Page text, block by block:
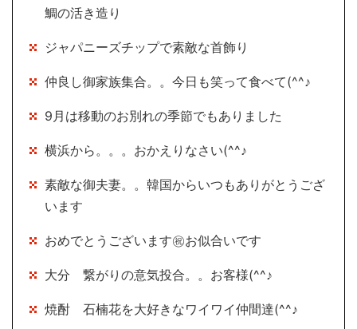
鯛の活き造り
ジャパニーズチップで素敵な首飾り
仲良し御家族集合。。今日も笑って食べて(^^♪
9月は移動のお別れの季節でもありました
横浜から。。。おかえりなさい(^^♪
素敵な御夫妻。。韓国からいつもありがとうござ
います
おめでとうございます㊗お似合いです
大分 繋がりの意気投合。。お客様(^^♪
焼酎 石楠花を大好きなワイワイ仲間達(^^♪